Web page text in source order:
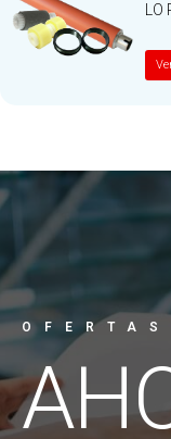
OFERTAS